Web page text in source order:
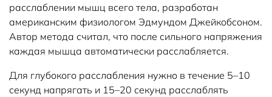
расслаблении мышц всего тела, разработан
американским физиологом Эдмундом Джейкобсоном.
Автор метода считал, что после сильного напряжения
каждая мышца автоматически расслабляется.
Для глубокого расслабления нужно в течение 5–10
секунд напрягать и 15–20 секунд расслаблять